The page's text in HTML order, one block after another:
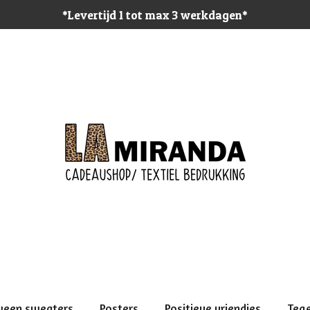
*Levertijd 1 tot max 3 werkdagen*